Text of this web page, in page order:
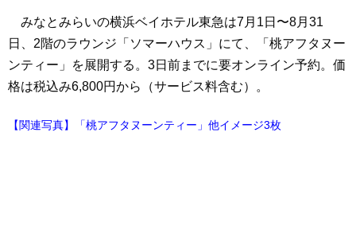
みなとみらいの横浜ベイホテル東急は7月1日〜8月31
日、2階のラウンジ「ソマーハウス」にて、「桃アフタヌー
ンティー」を展開する。3日前までに要オンライン予約。価
格は税込み6,800円から（サービス料含む）。
【関連写真】「桃アフタヌーンティー」他イメージ3枚